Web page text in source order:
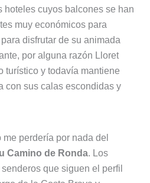
hoteles cuyos balcones se han
muy económicos para
disfrutar de su animada
por alguna razón Lloret
turístico y todavía mantiene
con sus calas escondidas y
perdería por nada del
Camino de Ronda. Los
que siguen el perfil